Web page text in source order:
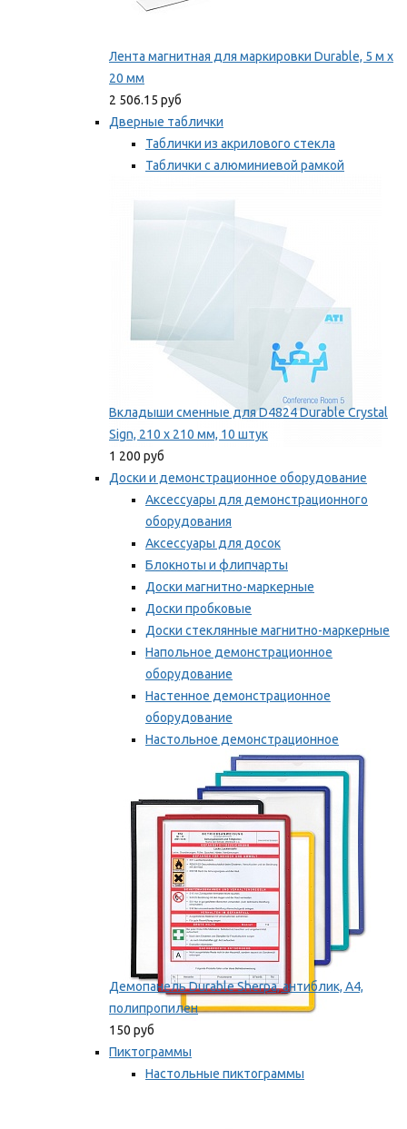
Лента магнитная для маркировки Durable, 5 м х
20 мм
2 506.15 руб
Дверные таблички
Таблички из акрилового стекла
Таблички с алюминиевой рамкой
Вкладыши сменные для D4824 Durable Crystal
Sign, 210 x 210 мм, 10 штук
1 200 руб
Доски и демонстрационное оборудование
Аксессуары для демонстрационного
оборудования
Аксессуары для досок
Блокноты и флипчарты
Доски магнитно-маркерные
Доски пробковые
Доски стеклянные магнитно-маркерные
Напольное демонстрационное
оборудование
Настенное демонстрационное
оборудование
Настольное демонстрационное
оборудование
Мы рекомендуем
Демопанель Durable Sherpa, антиблик, А4,
полипропилен
150 руб
Пиктограммы
Настольные пиктограммы